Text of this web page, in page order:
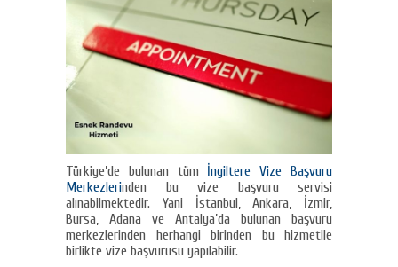
Türkiye’de bulunan tüm İngiltere Vize Başvuru
Merkezlerinden bu vize başvuru servisi
alınabilmektedir. Yani İstanbul, Ankara, İzmir,
Bursa, Adana ve Antalya’da bulunan başvuru
merkezlerinden herhangi birinden bu hizmetile
birlikte vize başvurusu yapılabilir.